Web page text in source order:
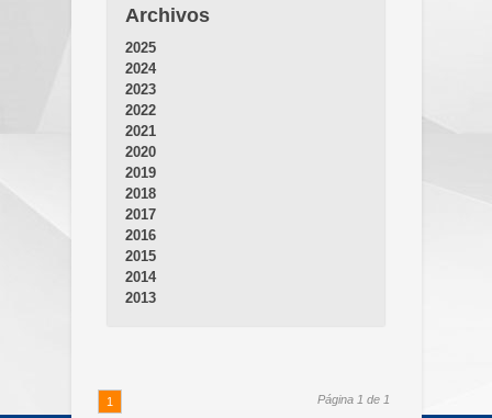
Archivos
2025
2024
2023
2022
2021
2020
2019
2018
2017
2016
2015
2014
2013
Página 1 de 1
1